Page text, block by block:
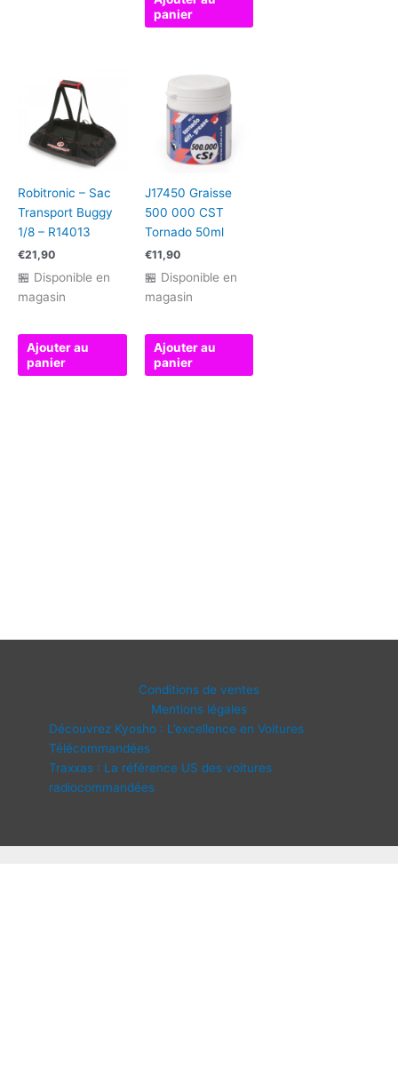
panier
Robitronic – Sac
Transport Buggy
1/8 – R14013
€21,90
🏪 Disponible en
magasin
Ajouter au
panier
J17450 Graisse
500 000 CST
Tornado 50ml
€11,90
🏪 Disponible en
magasin
Ajouter au
panier
Conditions de ventes
Mentions légales
Découvrez Kyosho : L’excellence en Voitures
Télécommandées
Traxxas : La référence US des voitures
radiocommandées